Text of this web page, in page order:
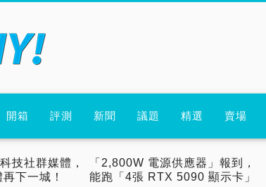
開箱 評測 新聞 議題 精選 賣場
技社群媒體，
下一城！
「2,800W 電源供應器」報到，
能跑「4張 RTX 5090 顯示卡」